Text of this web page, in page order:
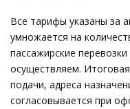
Все тарифы указаны за
умножается на
пассажирские
осуществляем.
подачи, адреса
согласовывается при